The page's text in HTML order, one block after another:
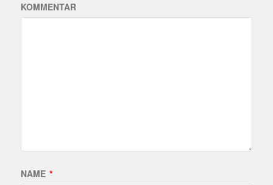
KOMMENTAR
NAME *